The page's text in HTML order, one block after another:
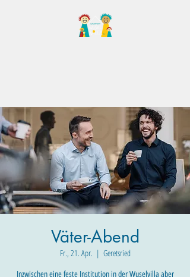
Väter-Abend
Fr., 21. Apr.
  |
Geretsried
Inzwischen eine feste Institution in der Wuselvilla aber